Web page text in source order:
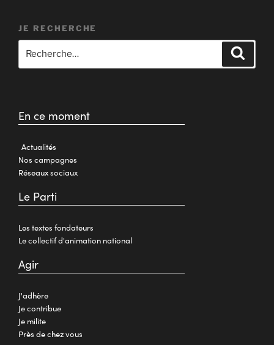
JE RECHERCHE
En ce moment
Actualités
Nos campagnes
Réseaux sociaux
Le Parti
Les textes fondateurs
Le collectif d'animation national
Agir
J'adhère
Je contribue
Je milite
Près de chez vous